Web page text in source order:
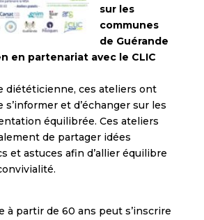
sur les
communes
de Guérande
en partenariat avec le CLIC
diététicienne, ces ateliers ont
et d’échanger sur les
équilibrée. Ces ateliers
de partager idées
et astuces afin d’allier équilibre
à partir de 60 ans peut s’inscrire